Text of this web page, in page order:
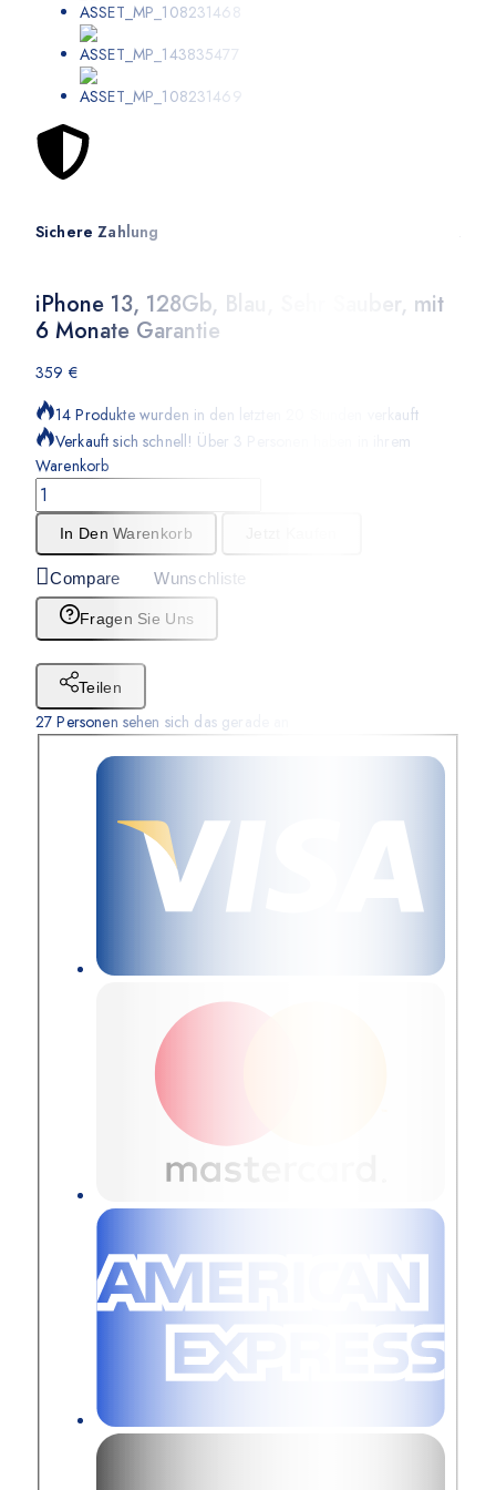
Sichere Zahlung
iPhone 13, 128Gb, Blau, Sehr Sauber, mit
6 Monate Garantie
359 €
14 Produkte wurden in den letzten 20 Stunden verkauft
Verkauft sich schnell! Über 3 Personen haben in ihrem
Warenkorb
In Den Warenkorb
Compare Wunschliste
Fragen Sie Uns
Teilen
27 Personen sehen sich das gerade an